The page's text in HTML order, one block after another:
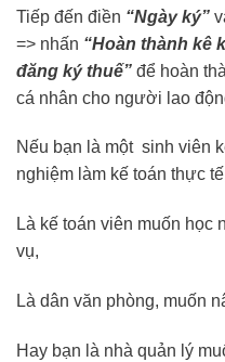
Tiếp đến điền “Ngày ký”
=> nhấn “Hoàn thành kê
đăng ký thuế” để hoàn
cá nhân cho người lao
Nếu bạn là một sinh viên
nghiệm làm kế toán thực
Là kế toán viên muốn học
vụ,
Là dân văn phòng, muốn
Hay bạn là nhà quản lý